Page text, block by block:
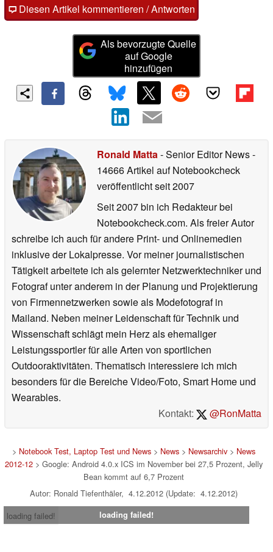
Diesen Artikel kommentieren / Antworten
Als bevorzugte Quelle
auf Google
hinzufügen
Ronald Matta- Senior Editor News-
14666 Artikel auf Notebookcheck
veröffentlichtseit 2007
Seit 2007 bin ich Redakteur bei
Notebookcheck.com. Als freier Autor
schreibe ich auch für andere Print- und Onlinemedien
inklusive der Lokalpresse. Vor meiner journalistischen
Tätigkeit arbeitete ich als gelernter Netzwerktechniker und
Fotograf unter anderem in der Planung und Projektierung
von Firmennetzwerken sowie als Modefotograf in
Mailand. Neben meiner Leidenschaft für Technik und
Wissenschaft schlägt mein Herz als ehemaliger
Leistungssportler für alle Arten von sportlichen
Outdooraktivitäten. Thematisch interessiere ich mich
besonders für die Bereiche Video/Foto, Smart Home und
Wearables.
Kontakt:
@RonMatta
> Notebook Test, Laptop Test und News> News> Newsarchiv> News
2012-12> Google: Android 4.0.x ICS im November bei 27,5 Prozent, Jelly
Bean kommt auf 6,7 Prozent
Autor: Ronald Tiefenthäler, 4.12.2012 (Update: 4.12.2012)
loading failed!
loading failed!